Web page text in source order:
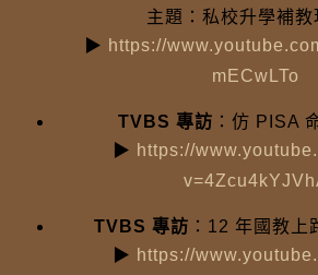
主題：私校升學補教
▶ https://
mECwLTo
TVBS 專訪 ：仿 PISA
▶ https://
TVBS 專訪 ：12 年國教上
▶ https://